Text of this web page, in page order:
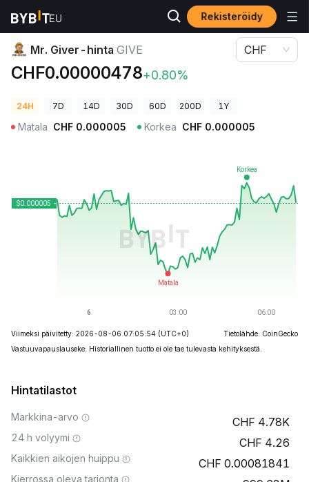
Rekisteröidy
Kryptohinnat
Mr. Giver-hinta GIVE
CHF0.00000478+0.80%
CHF
24H 7D 14D 30D 60D 200D 1Y
Matala CHF 0.000005 Korkea CHF 0.000005
Viimeksi päivitetty: 2026-08-06 07:05:54 (UTC+0)
Tietolähde: CoinGecko
Vastuuvapauslauseke: Historiallinen tuotto ei ole tae tulevasta kehityksestä.
Hintatilastot
Markkina-arvo 4.78K
24 h volyymi 4.26
Kaikkien aikojen huippu 0.00081841
Kierrossa oleva tarjonta